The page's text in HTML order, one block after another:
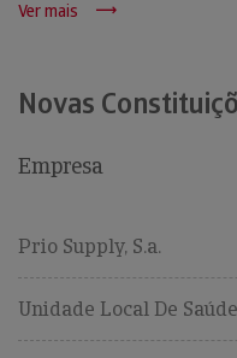
Ver mais
Novas
Empresa
Prio Supply, S.a.
Unidade Local De